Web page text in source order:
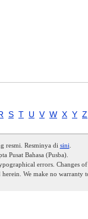
S T U V W X Y Z
resmi. Resminya di sini
Pusat Bahasa (Pusba).
errors. Changes of
We make no warranty